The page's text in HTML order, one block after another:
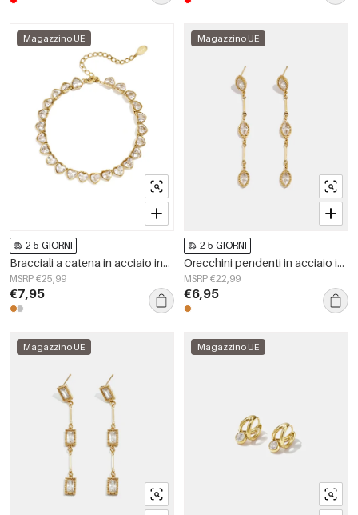
Magazzino UE
2-5 GIORNI
Bracciali a catena in acciaio inossidabile con cuore, serie Simple Daily Simple, gioielli da donna
MSRP €25,99
€7,95
Magazzino UE
2-5 GIORNI
Orecchini pendenti in acciaio inossidabile a forma ellittica, casual, per feste e occasioni speciali, serie semplice, gioielli da donna
MSRP €22,99
€6,95
Magazzino UE Magazzino UE